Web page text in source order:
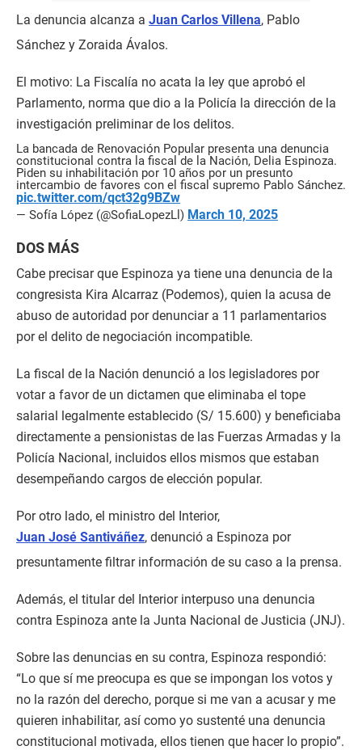
La denuncia alcanza a Juan Carlos Villena, Pablo
Sánchez y Zoraida Ávalos.
El motivo: La Fiscalía no acata la ley que aprobó el
Parlamento, norma que dio a la Policía la dirección de la
investigación preliminar de los delitos.
La bancada de Renovación Popular presenta una denuncia
constitucional contra la fiscal de la Nación, Delia Espinoza.
Piden su inhabilitación por 10 años por un presunto
intercambio de favores con el fiscal supremo Pablo Sánchez.
pic.twitter.com/qct32g9BZw
— Sofía López (@SofiaLopezLl) March 10, 2025
DOS MÁS
Cabe precisar que Espinoza ya tiene una denuncia de la
congresista Kira Alcarraz (Podemos), quien la acusa de
abuso de autoridad por denunciar a 11 parlamentarios
por el delito de negociación incompatible.
La fiscal de la Nación denunció a los legisladores por
votar a favor de un dictamen que eliminaba el tope
salarial legalmente establecido (S/ 15.600) y beneficiaba
directamente a pensionistas de las Fuerzas Armadas y la
Policía Nacional, incluidos ellos mismos que estaban
desempeñando cargos de elección popular.
Por otro lado, el ministro del Interior,
Juan José Santiváñez, denunció a Espinoza por
presuntamente filtrar información de su caso a la prensa.
Además, el titular del Interior interpuso una denuncia
contra Espinoza ante la Junta Nacional de Justicia (JNJ).
Sobre las denuncias en su contra, Espinoza respondió:
“Lo que sí me preocupa es que se impongan los votos y
no la razón del derecho, porque si me van a acusar y me
quieren inhabilitar, así como yo sustenté una denuncia
constitucional motivada, ellos tienen que hacer lo propio”.